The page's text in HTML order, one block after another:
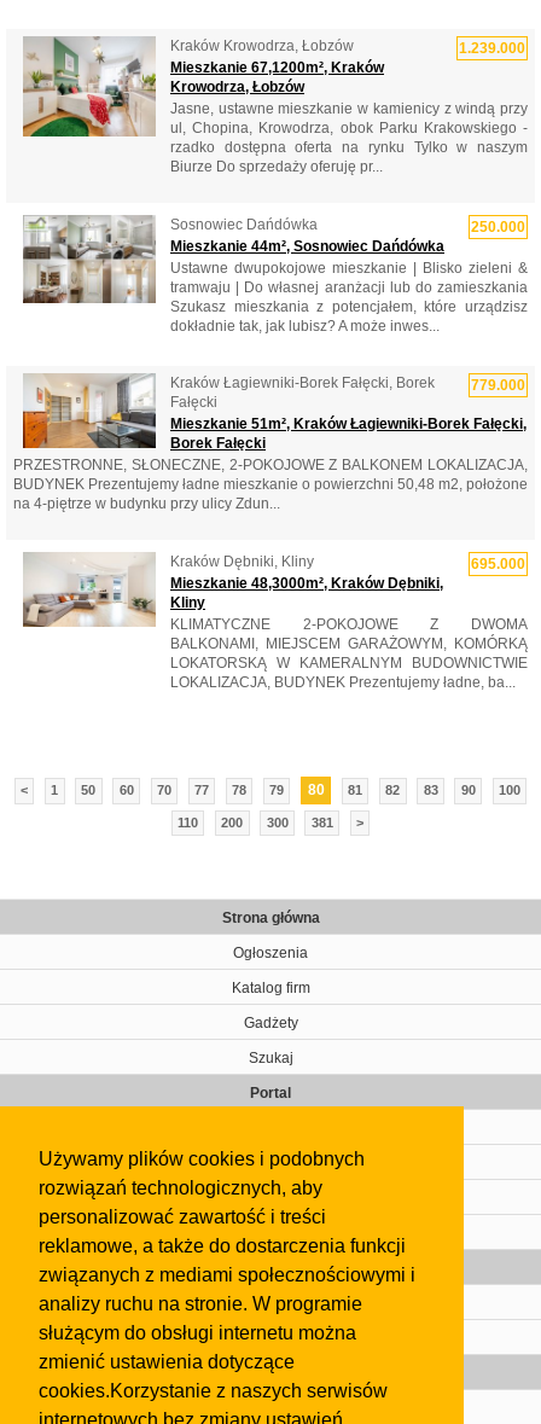
Używamy plików cookies i podobnych
rozwiązań technologicznych, aby
personalizować zawartość i treści
reklamowe, a także do dostarczenia funkcji
związanych z mediami społecznościowymi i
analizy ruchu na stronie. W programie
służącym do obsługi internetu można
zmienić ustawienia dotyczące
cookies.Korzystanie z naszych serwisów
1.239.000
Kraków Krowodrza, Łobzów
Mieszkanie 67,1200m², Kraków
Krowodrza, Łobzów
Jasne, ustawne mieszkanie w kamienicy z windą przy
ul, Chopina, Krowodrza, obok Parku Krakowskiego -
rzadko dostępna oferta na rynku Tylko w naszym
Biurze Do sprzedaży oferuję pr...
250.000
Sosnowiec Dańdówka
Mieszkanie 44m², Sosnowiec Dańdówka
Ustawne dwupokojowe mieszkanie | Blisko zieleni &
tramwaju | Do własnej aranżacji lub do zamieszkania
Szukasz mieszkania z potencjałem, które urządzisz
dokładnie tak, jak lubisz? A może inwes...
779.000
Kraków Łagiewniki-Borek Fałęcki, Borek
Fałęcki
Mieszkanie 51m², Kraków Łagiewniki-Borek Fałęcki,
Borek Fałęcki
PRZESTRONNE, SŁONECZNE, 2-POKOJOWE Z BALKONEM LOKALIZACJA,
BUDYNEK Prezentujemy ładne mieszkanie o powierzchni 50,48 m2, położone
na 4-piętrze w budynku przy ulicy Zdun...
695.000
Kraków Dębniki, Kliny
Mieszkanie 48,3000m², Kraków Dębniki,
Kliny
KLIMATYCZNE 2-POKOJOWE Z DWOMA
BALKONAMI, MIEJSCEM GARAŻOWYM, KOMÓRKĄ
LOKATORSKĄ W KAMERALNYM BUDOWNICTWIE
LOKALIZACJA, BUDYNEK Prezentujemy ładne, ba...
< 1 50 60 70 77 78 79 80 81 82 83 90 100
110 200 300 381 >
Strona główna
Ogłoszenia
Katalog firm
Gadżety
Szukaj
Portal
Kontakt
Regulamin
Gazeta
Olkusz
Kontakt
Strefa dla biznesu
Biura nieruchomości